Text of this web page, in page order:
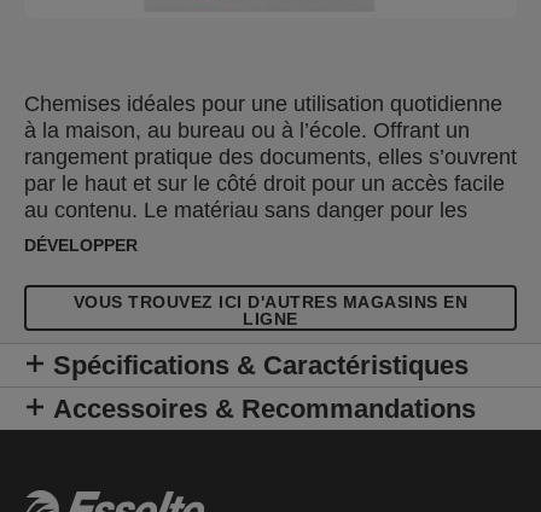
Chemises idéales pour une utilisation quotidienne
à la maison, au bureau ou à l’école. Offrant un
rangement pratique des documents, elles s’ouvrent
par le haut et sur le côté droit pour un accès facile
au contenu. Le matériau sans danger pour les
photocopies et sans acide garantit une protection
PP (polypropylène) avec 30 % de plastique recyclé
pré-consommation, 100 % recyclable.
DÉVELOPPER
VOUS TROUVEZ ICI D'AUTRES MAGASINS EN
LIGNE
Spécifications & Caractéristiques
Accessoires & Recommandations